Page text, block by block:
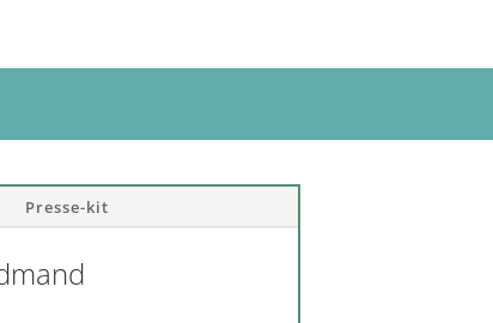
Presse-kit